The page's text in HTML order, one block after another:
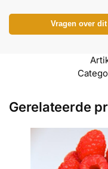
Vragen over
Gerelateerde